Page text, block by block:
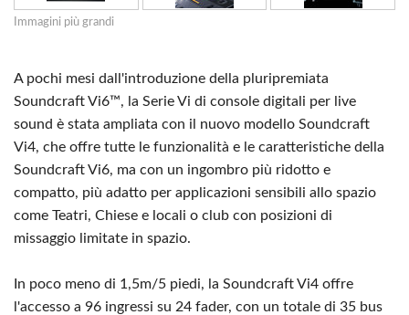
Immagini più grandi
A pochi mesi dall'introduzione della pluripremiata
Soundcraft Vi6™, la Serie Vi di console digitali per live
sound è stata ampliata con il nuovo modello Soundcraft
Vi4, che offre tutte le funzionalità e le caratteristiche della
Soundcraft Vi6, ma con un ingombro più ridotto e
compatto, più adatto per applicazioni sensibili allo spazio
come Teatri, Chiese e locali o club con posizioni di
missaggio limitate in spazio.
In poco meno di 1,5m/5 piedi, la Soundcraft Vi4 offre
l'accesso a 96 ingressi su 24 fader, con un totale di 35 bus